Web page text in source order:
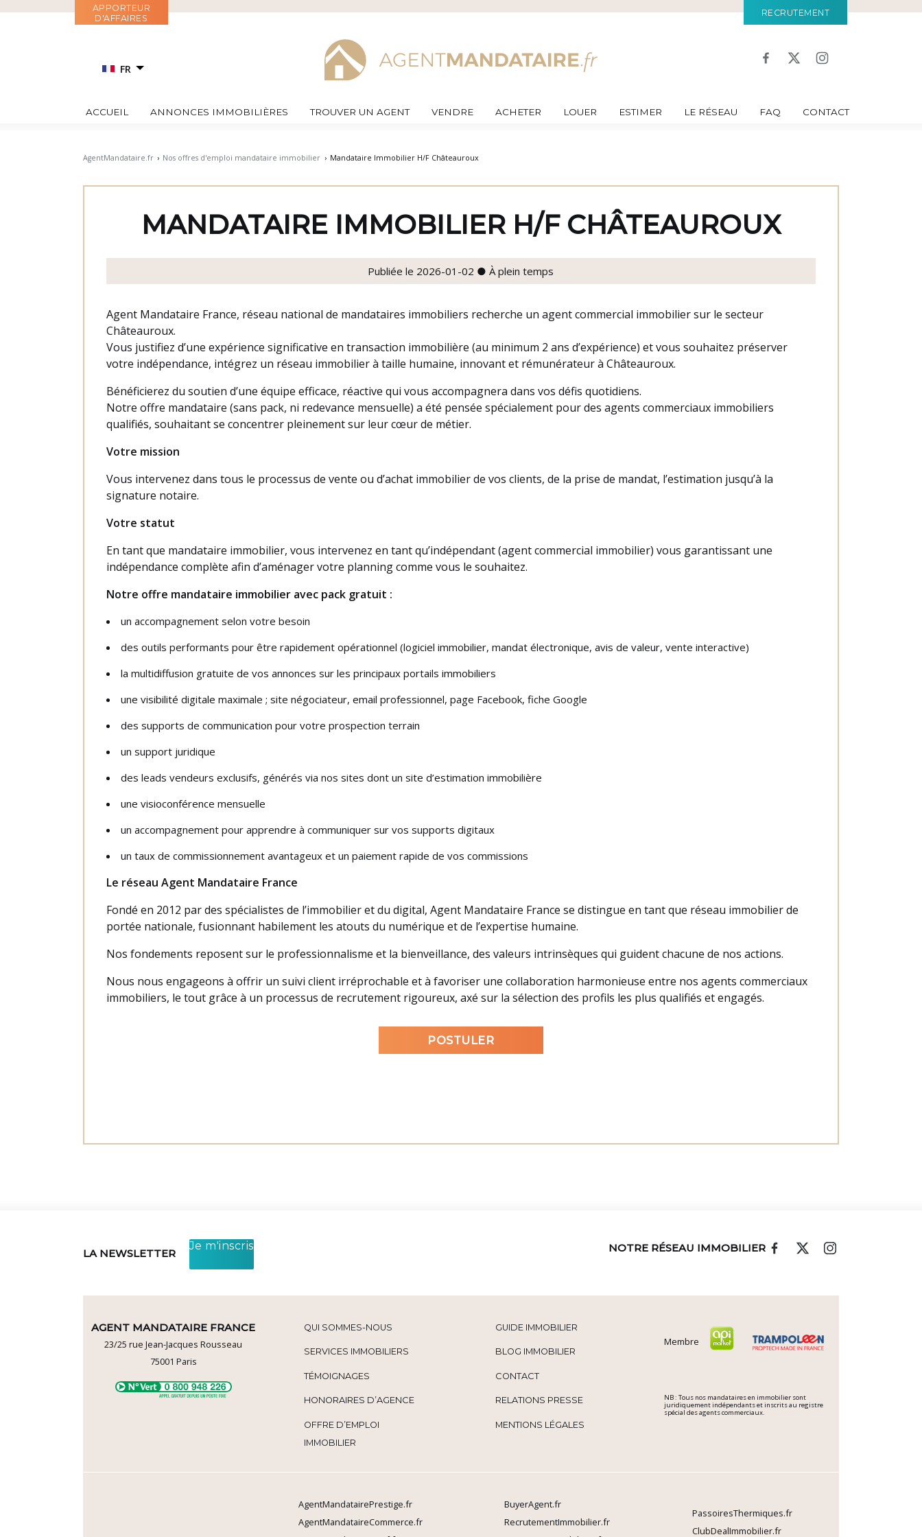
APPORTEUR
D'AFFAIRES
RECRUTEMENT
FR
RU
ACCUEIL ANNONCES IMMOBILIÈRES TROUVER UN AGENT VENDRE ACHETER LOUER ESTIMER LE RÉSEAU FAQ CONTACT
AgentMandataire.fr › Nos offres d'emploi mandataire immobilier › Mandataire Immobilier H/F Châteauroux
MANDATAIRE IMMOBILIER H/F CHÂTEAUROUX
Publiée le 2026-01-02 ● À plein temps
Agent Mandataire France, réseau national de mandataires immobiliers recherche un agent commercial immobilier sur le secteur
Châteauroux.
Vous justifiez d’une expérience significative en transaction immobilière (au minimum 2 ans d’expérience) et vous souhaitez préserver
votre indépendance, intégrez un réseau immobilier à taille humaine, innovant et rémunérateur à Châteauroux.
Bénéficierez du soutien d’une équipe efficace, réactive qui vous accompagnera dans vos défis quotidiens.
Notre offre mandataire (sans pack, ni redevance mensuelle) a été pensée spécialement pour des agents commerciaux immobiliers
qualifiés, souhaitant se concentrer pleinement sur leur cœur de métier.
Votre mission
Vous intervenez dans tous le processus de vente ou d’achat immobilier de vos clients, de la prise de mandat, l’estimation jusqu’à la
signature notaire.
Votre statut
En tant que mandataire immobilier, vous intervenez en tant qu’indépendant (agent commercial immobilier) vous garantissant une
indépendance complète afin d’aménager votre planning comme vous le souhaitez.
Notre offre mandataire immobilier avec pack gratuit :
un accompagnement selon votre besoin
des outils performants pour être rapidement opérationnel (logiciel immobilier, mandat électronique, avis de valeur, vente interactive)
la multidiffusion gratuite de vos annonces sur les principaux portails immobiliers
une visibilité digitale maximale ; site négociateur, email professionnel, page Facebook, fiche Google
des supports de communication pour votre prospection terrain
un support juridique
des leads vendeurs exclusifs, générés via nos sites dont un site d’estimation immobilière
une visioconférence mensuelle
un accompagnement pour apprendre à communiquer sur vos supports digitaux
un taux de commissionnement avantageux et un paiement rapide de vos commissions
Le réseau Agent Mandataire France
Fondé en 2012 par des spécialistes de l’immobilier et du digital, Agent Mandataire France se distingue en tant que réseau immobilier de
portée nationale, fusionnant habilement les atouts du numérique et de l’expertise humaine.
Nos fondements reposent sur le professionnalisme et la bienveillance, des valeurs intrinsèques qui guident chacune de nos actions.
Nous nous engageons à offrir un suivi client irréprochable et à favoriser une collaboration harmonieuse entre nos agents commerciaux
immobiliers, le tout grâce à un processus de recrutement rigoureux, axé sur la sélection des profils les plus qualifiés et engagés.
POSTULER
LA NEWSLETTER
Je m'inscris NOTRE RÉSEAU IMMOBILIER
AGENT MANDATAIRE FRANCE
23/25 rue Jean-Jacques Rousseau
75001 Paris
QUI SOMMES-NOUS
SERVICES IMMOBILIERS
TÉMOIGNAGES
HONORAIRES D’AGENCE
OFFRE D’EMPLOI
IMMOBILIER
GUIDE IMMOBILIER
BLOG IMMOBILIER
CONTACT
RELATIONS PRESSE
MENTIONS LÉGALES
Membre
NB : Tous nos mandataires en immobilier sont
juridiquement indépendants et inscrits au registre
spécial des agents commerciaux.
AgentMandatairePrestige.fr
AgentMandataireCommerce.fr
BuyerAgent.fr
RecrutementImmobilier.fr
PassoiresThermiques.fr
ClubDealImmobilier.fr